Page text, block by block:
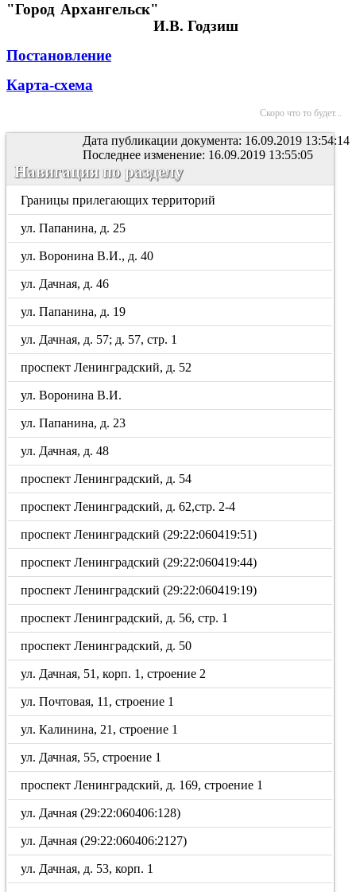
"Город Архангельск"
И.В. Годзиш
Постановление
Карта-схема
Скоро что то будет...
Дата публикации документа: 16.09.2019 13:54:14
Последнее изменение: 16.09.2019 13:55:05
Навигация по разделу
Границы прилегающих территорий
ул. Папанина, д. 25
ул. Воронина В.И., д. 40
ул. Дачная, д. 46
ул. Папанина, д. 19
ул. Дачная, д. 57; д. 57, стр. 1
проспект Ленинградский, д. 52
ул. Воронина В.И.
ул. Папанина, д. 23
ул. Дачная, д. 48
проспект Ленинградский, д. 54
проспект Ленинградский, д. 62,стр. 2-4
проспект Ленинградский (29:22:060419:51)
проспект Ленинградский (29:22:060419:44)
проспект Ленинградский (29:22:060419:19)
проспект Ленинградский, д. 56, стр. 1
проспект Ленинградский, д. 50
ул. Дачная, 51, корп. 1, строение 2
ул. Почтовая, 11, строение 1
ул. Калинина, 21, строение 1
ул. Дачная, 55, строение 1
проспект Ленинградский, д. 169, строение 1
ул. Дачная (29:22:060406:128)
ул. Дачная (29:22:060406:2127)
ул. Дачная, д. 53, корп. 1